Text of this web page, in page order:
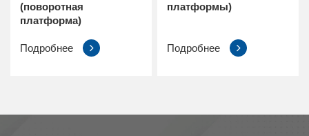
(поворотная
платформа)
Подробнее
платформы)
Подробнее